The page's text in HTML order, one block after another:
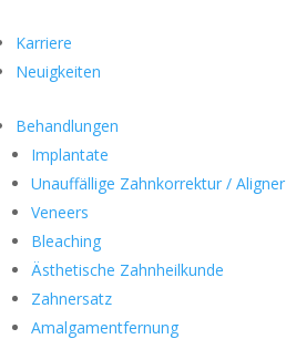
Karriere
Neuigkeiten
Behandlungen
Implantate
Unauffällige Zahnkorrektur / Aligner
Veneers
Bleaching
Ästhetische Zahnheilkunde
Zahnersatz
Amalgamentfernung